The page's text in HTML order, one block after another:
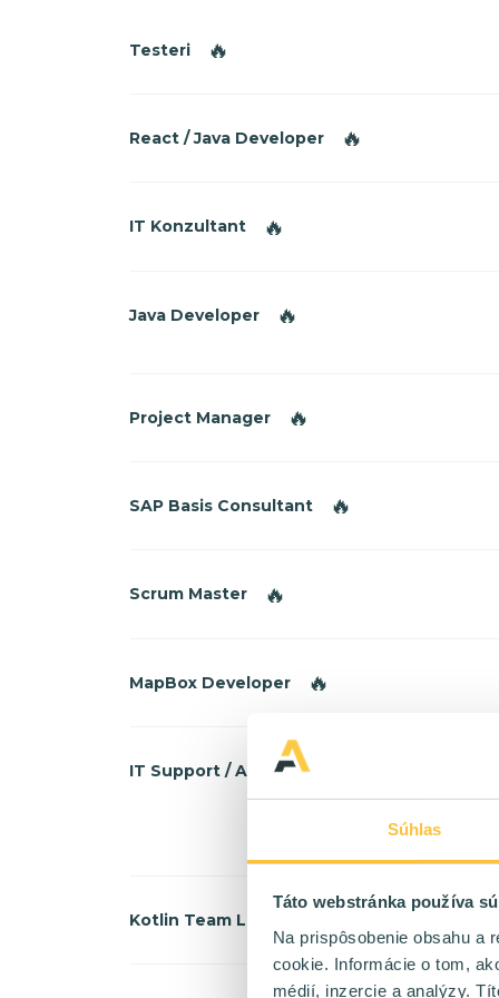
Súhlas
Táto webstránka používa
Na prispôsobenie obsahu a
cookie. Informácie o tom,
médií, inzercie a analýzy.
Testeri 🔥
React / Java Developer 🔥
IT Konzultant 🔥
Java Developer 🔥
Project Manager 🔥
SAP Basis Consultant 🔥
Scrum Master 🔥
MapBox Developer 🔥
IT Support / Admin / Architekt
Kotlin Team Lead